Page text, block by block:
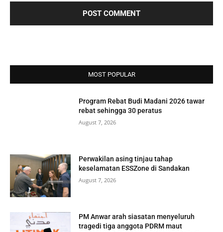
MOST POPULAR
Program Rebat Budi Madani 2026 tawar
rebat sehingga 30 peratus
August 7, 2026
Perwakilan asing tinjau tahap
keselamatan ESSZone di Sandakan
August 7, 2026
PM Anwar arah siasatan menyeluruh
tragedi tiga anggota PDRM maut